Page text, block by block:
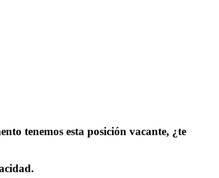
tenemos esta posición vacante, ¿te